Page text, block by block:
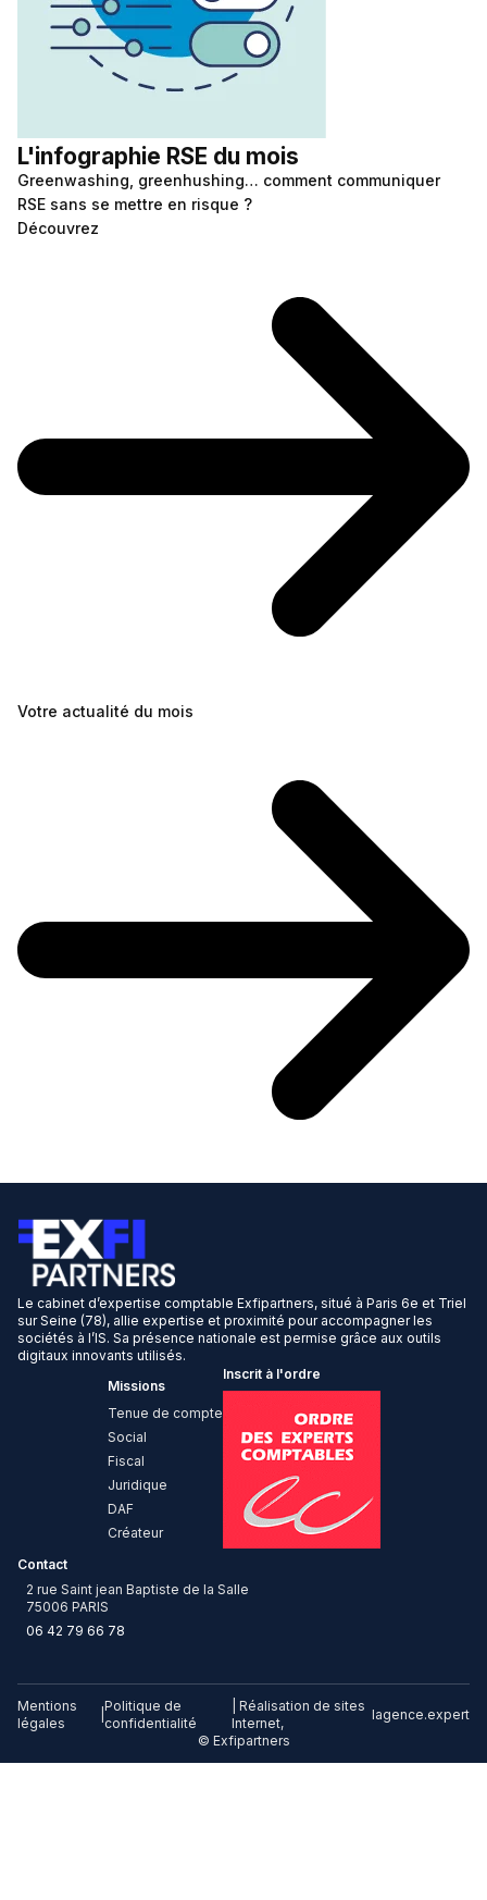
L'infographie RSE du mois
Greenwashing, greenhushing… comment communiquer
RSE sans se mettre en risque ?
Découvrez
Votre actualité du mois
Le cabinet d’expertise comptable Exfipartners, situé à Paris 6e et Triel
sur Seine (78), allie expertise et proximité pour accompagner les
sociétés à l’IS. Sa présence nationale est permise grâce aux outils
digitaux innovants utilisés.
Missions
Tenue de compte
Social
Fiscal
Juridique
DAF
Créateur
Inscrit à l'ordre
Contact
2 rue Saint jean Baptiste de la Salle
75006 PARIS
06 42 79 66 78
© Exfipartners
Mentions
légales
Politique de
confidentialité
| Réalisation de sites
Internet,
lagence.expert